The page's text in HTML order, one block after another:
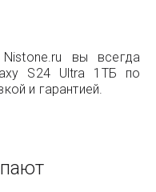
вы всегда
S24 Ultra 1ТБ по
и гарантией.